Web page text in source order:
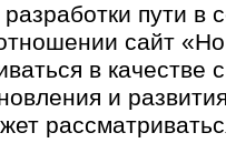
пути в
сайт
в качестве
и